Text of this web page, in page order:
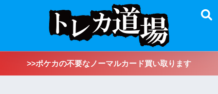
>>ポケカの不要なノーマルカード買い取ります